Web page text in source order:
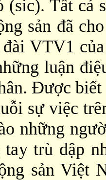
(sic). Tất cả
sản đã
VTV1
luận
Ðược biết
việc trên,
những
tay trù dập
sản Việt